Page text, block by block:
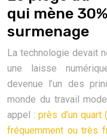
qui mène
surmenage
La technologie devait
une laisse
devenue l’un des
monde du travail
appel :près d’un
fréquemment ou très